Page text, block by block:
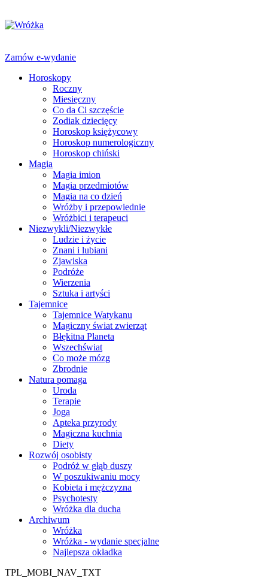
Zamów e-wydanie
Horoskopy
Roczny
Miesięczny
Co da Ci szczęście
Zodiak dziecięcy
Horoskop księżycowy
Horoskop numerologiczny
Horoskop chiński
Magia
Magia imion
Magia przedmiotów
Magia na co dzień
Wróżby i przepowiednie
Wróżbici i terapeuci
Niezwykli/Niezwykłe
Ludzie i życie
Znani i lubiani
Zjawiska
Podróże
Wierzenia
Sztuka i artyści
Tajemnice
Tajemnice Watykanu
Magiczny świat zwierząt
Błękitna Planeta
Wszechświat
Co może mózg
Zbrodnie
Natura pomaga
Uroda
Terapie
Joga
Apteka przyrody
Magiczna kuchnia
Diety
Rozwój osobisty
Podróż w głąb duszy
W poszukiwaniu mocy
Kobieta i mężczyzna
Psychotesty
Wróżka dla ducha
Archiwum
Wróżka
Wróżka - wydanie specjalne
Najlepsza okładka
TPL_MOBI_NAV_TXT